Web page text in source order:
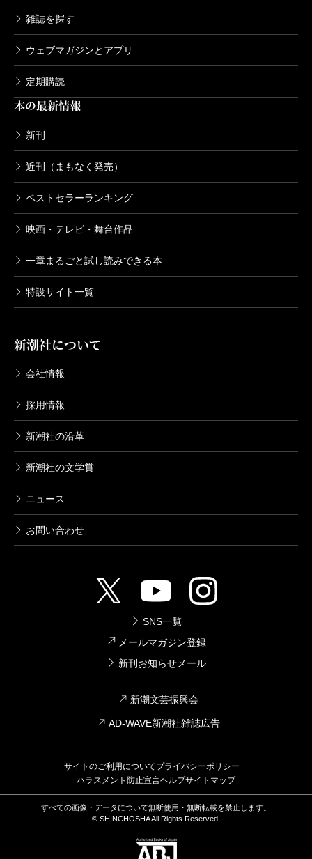
雑誌を探す
ウェブマガジンとアプリ
定期購読
本の最新情報
新刊
近刊（まもなく発売）
ベストセラーランキング
映画・テレビ・舞台作品
一章まるごと試し読みできる本
特設サイト一覧
新潮社について
会社情報
採用情報
新潮社の沿革
新潮社の文学賞
ニュース
お問い合わせ
SNS一覧
メールマガジン登録
新刊お知らせメール
新潮文芸振興会
AD-WAVE新潮社雑誌広告
サイトのご利用についてプライバシーポリシー
ハラスメント防止宣言ヘルプサイトマップ
すべての画像・データについて無断使用・無断転載を禁止します。
© SHINCHOSHA All Rights Reserved.